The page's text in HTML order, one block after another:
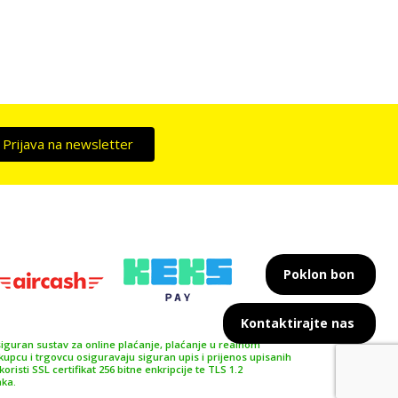
Prijava na newsletter
sustav za online plaćanje, plaćanje u realnom
i trgovcu osiguravaju siguran upis i prijenos upisanih
SSL certifikat 256 bitne enkripcije te TLS 1.2
Kontaktirajte nas
Poklon bon